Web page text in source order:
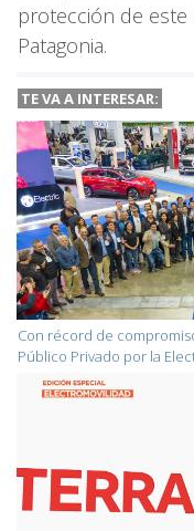
protección de este
Patagonia.
TE VA A INTERESAR:
Con récord de
Público Privado por la